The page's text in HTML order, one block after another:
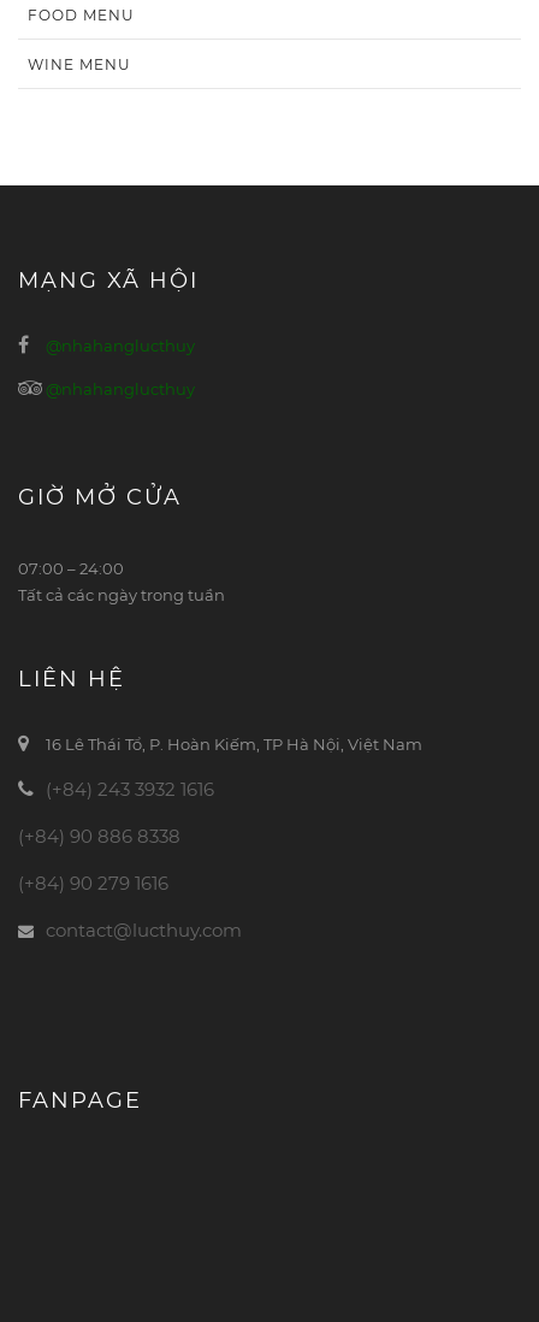
FOOD MENU
WINE MENU
MẠNG XÃ HỘI
@nhahanglucthuy
@nhahanglucthuy
GIỜ MỞ CỬA
07:00 – 24:00
Tất cả các ngày trong tuần
LIÊN HỆ
16 Lê Thái Tổ, P. Hoàn Kiếm, TP Hà Nội, Việt Nam
(+84) 243 3932 1616
(+84) 90 886 8338
(+84) 90 279 1616
contact@lucthuy.com
FANPAGE